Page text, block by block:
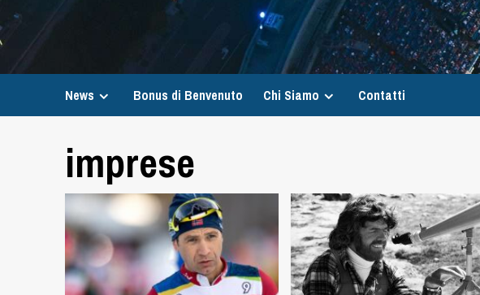
News Bonus di Benvenuto Chi Siamo Contatti
imprese